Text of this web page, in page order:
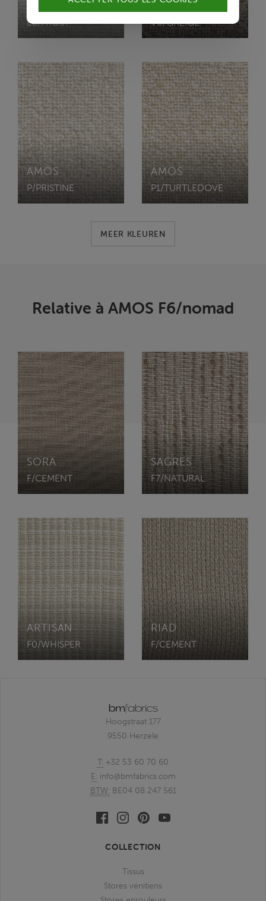
L0/FROST
AMOS
V0/GREIGE
AMOS
P/PRISTINE
AMOS
P1/TURTLEDOVE
MEER KLEUREN
Relative à AMOS F6/nomad
SORA
F/CEMENT
SAGRES
F7/NATURAL
ARTISAN
F0/WHISPER
RIAD
F/CEMENT
Hoogstraat 177
9550 Herzele
T: +32 53 60 70 60
E: info@bmfabrics.com
BTW: BE04 08 247 561
FacebookLinkedinPinterestYoutube
COLLECTION
Tissus
Stores vénitiens